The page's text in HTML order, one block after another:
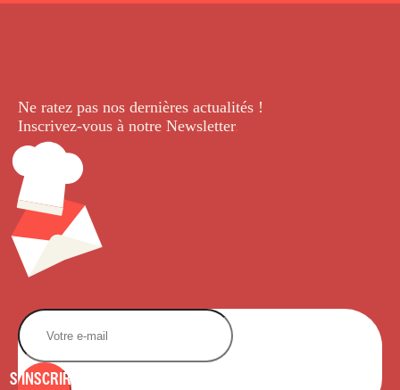
Ne ratez pas nos dernières actualités !
Inscrivez-vous à notre Newsletter.
S'INSCRIRE